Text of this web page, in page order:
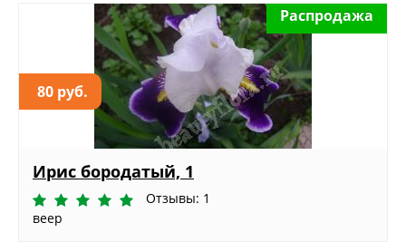
80 руб.
Распродажа
Ирис бородатый, 1
Отзывы: 1
веер